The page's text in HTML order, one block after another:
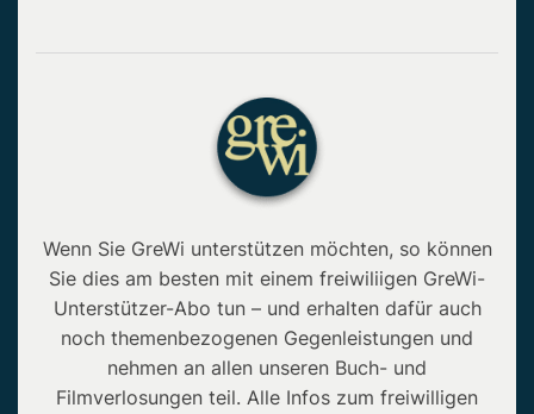
Wenn Sie GreWi unterstützen möchten, so können
Sie dies am besten mit einem freiwiliigen GreWi-
Unterstützer-Abo tun – und erhalten dafür auch
noch themenbezogenen Gegenleistungen und
nehmen an allen unseren Buch- und
Filmverlosungen teil. Alle Infos zum freiwilligen